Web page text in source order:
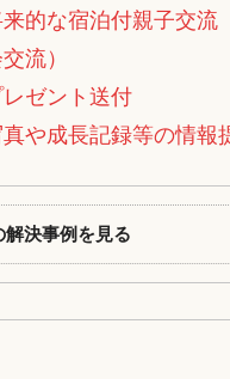
的な宿泊付親子交流
流）
ゼント送付
や成長記録等の情報
解決事例を見る